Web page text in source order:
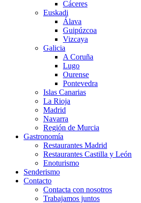
Cáceres
Euskadi
Álava
Guipúzcoa
Vizcaya
Galicia
A Coruña
Lugo
Ourense
Pontevedra
Islas Canarias
La Rioja
Madrid
Navarra
Región de Murcia
Gastronomía
Restaurantes Madrid
Restaurantes Castilla y León
Enoturismo
Senderismo
Contacto
Contacta con nosotros
Trabajamos juntos